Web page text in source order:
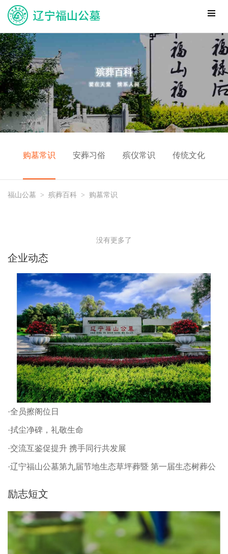
购墓常识 安葬习俗 殡仪常识 传统文化
福山公墓 > 殡葬百科 > 购墓常识
没有更多了
企业动态
·全员擦阁位日
·拭尘净碑，礼敬生命
·交流互鉴促提升 携手同行共发展
·辽宁福山公墓第九届节地生态草坪葬暨 第一届生态树葬公
励志短文